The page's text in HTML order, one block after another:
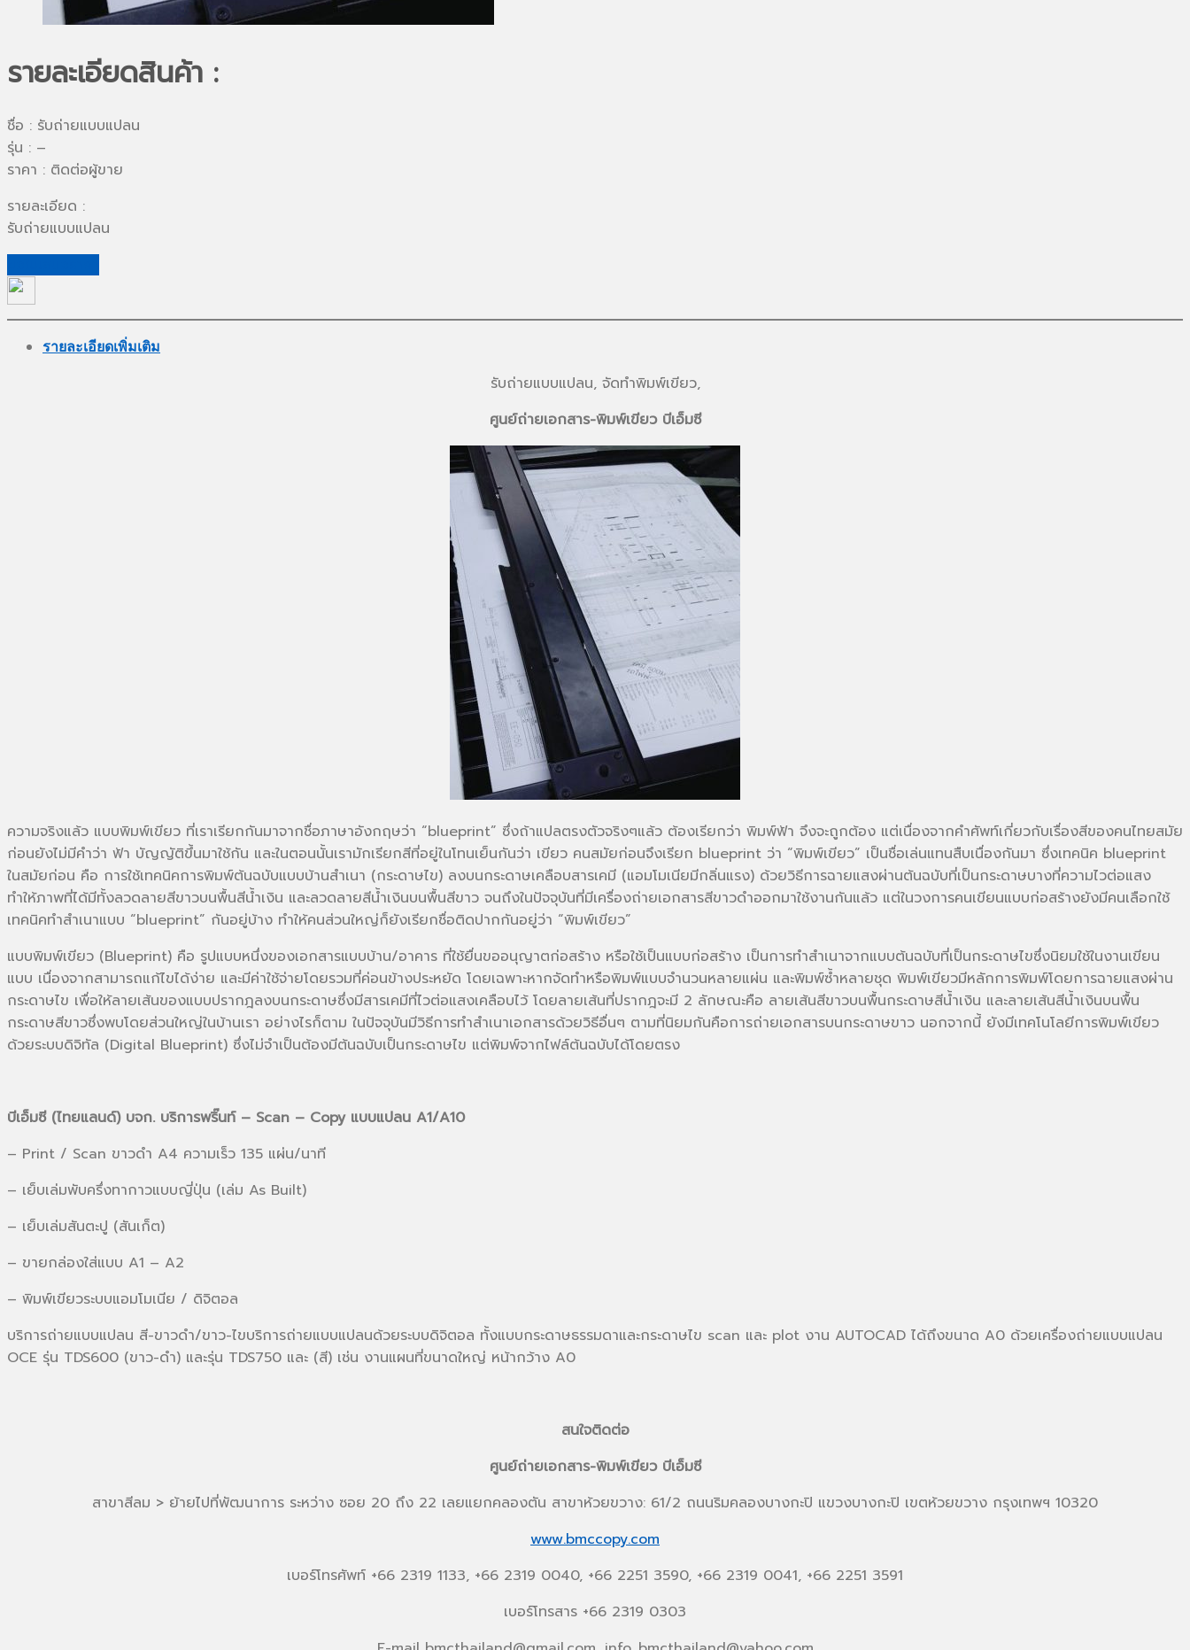
รายละเอียดสินค้า :
ชื่อ : รับถ่ายแบบแปลน
รุ่น : –
ราคา : ติดต่อผู้ขาย
รายละเอียด :
รับถ่ายแบบแปลน
รายละเอียดเพิ่มเติม
รับถ่ายแบบแปลน, จัดทำพิมพ์เขียว,
ศูนย์ถ่ายเอกสาร-พิมพ์เขียว บีเอ็มซี
ความจริงแล้ว แบบพิมพ์เขียว ที่เราเรียกกันมาจากชื่อภาษาอังกฤษว่า “blueprint” ซึ่งถ้าแปลตรงตัวจริงๆแล้ว ต้องเรียกว่า พิมพ์ฟ้า จึงจะถูกต้อง แต่เนื่องจากคำศัพท์เกี่ยวกับเรื่องสีของคนไทยสมัย
ก่อนยังไม่มีคำว่า ฟ้า บัญญัติขึ้นมาใช้กัน และในตอนนั้นเรามักเรียกสีที่อยู่ในโทนเย็นกันว่า เขียว คนสมัยก่อนจึงเรียก blueprint ว่า “พิมพ์เขียว” เป็นชื่อเล่นแทนสืบเนื่องกันมา ซึ่งเทคนิค blueprint
ในสมัยก่อน คือ การใช้เทคนิคการพิมพ์ต้นฉบับแบบบ้านสำเนา (กระดาษไข) ลงบนกระดาษเคลือบสารเคมี (แอมโมเนียมีกลิ่นแรง) ด้วยวิธีการฉายแสงผ่านต้นฉบับที่เป็นกระดาษบางที่ความไวต่อแสง
ทำให้ภาพที่ได้มีทั้งลวดลายสีขาวบนพื้นสีน้ำเงิน และลวดลายสีน้ำเงินบนพื้นสีขาว จนถึงในปัจจุบันที่มีเครื่องถ่ายเอกสารสีขาวดำออกมาใช้งานกันแล้ว แต่ในวงการคนเขียนแบบก่อสร้างยังมีคนเลือกใช้
เทคนิคทำสำเนาแบบ “blueprint” กันอยู่บ้าง ทำให้คนส่วนใหญ่ก็ยังเรียกชื่อติดปากกันอยู่ว่า “พิมพ์เขียว”
แบบพิมพ์เขียว (Blueprint) คือ รูปแบบหนึ่งของเอกสารแบบบ้าน/อาคาร ที่ใช้ยื่นขออนุญาตก่อสร้าง หรือใช้เป็นแบบก่อสร้าง เป็นการทำสำเนาจากแบบต้นฉบับที่เป็นกระดาษไขซึ่งนิยมใช้ในงานเขียน
แบบ เนื่องจากสามารถแก้ไขได้ง่าย และมีค่าใช้จ่ายโดยรวมที่ค่อนข้างประหยัด โดยเฉพาะหากจัดทำหรือพิมพ์แบบจำนวนหลายแผ่น และพิมพ์ซ้ำหลายชุด พิมพ์เขียวมีหลักการพิมพ์โดยการฉายแสงผ่าน
กระดาษไข เพื่อให้ลายเส้นของแบบปรากฎลงบนกระดาษซึ่งมีสารเคมีที่ไวต่อแสงเคลือบไว้ โดยลายเส้นที่ปรากฎจะมี 2 ลักษณะคือ ลายเส้นสีขาวบนพื้นกระดาษสีน้ำเงิน และลายเส้นสีน้ำเงินบนพื้น
กระดาษสีขาวซึ่งพบโดยส่วนใหญ่ในบ้านเรา อย่างไรก็ตาม ในปัจจุบันมีวิธีการทำสำเนาเอกสารด้วยวิธีอื่นๆ ตามที่นิยมกันคือการถ่ายเอกสารบนกระดาษขาว นอกจากนี้ ยังมีเทคโนโลยีการพิมพ์เขียว
ด้วยระบบดิจิทัล (Digital Blueprint) ซึ่งไม่จำเป็นต้องมีต้นฉบับเป็นกระดาษไข แต่พิมพ์จากไฟล์ต้นฉบับได้โดยตรง
บีเอ็มซี (ไทยแลนด์) บจก. บริการพริ๊นท์ – Scan – Copy แบบแปลน A1/A10
– Print / Scan ขาวดำ A4 ความเร็ว 135 แผ่น/นาที
– เย็บเล่มพับครึ่งทากาวแบบญี่ปุ่น (เล่ม As Built)
– เย็บเล่มสันตะปู (สันเก็ต)
– ขายกล่องใส่แบบ A1 – A2
– พิมพ์เขียวระบบแอมโมเนีย / ดิจิตอล
บริการถ่ายแบบแปลน สี-ขาวดำ/ขาว-ไขบริการถ่ายแบบแปลนด้วยระบบดิจิตอล ทั้งแบบกระดาษธรรมดาและกระดาษไข scan และ plot งาน AUTOCAD ได้ถึงขนาด A0 ด้วยเครื่องถ่ายแบบแปลน
OCE รุ่น TDS600 (ขาว-ดำ) และรุ่น TDS750 และ (สี) เช่น งานแผนที่ขนาดใหญ่ หน้ากว้าง A0
สนใจติดต่อ
ศูนย์ถ่ายเอกสาร-พิมพ์เขียว บีเอ็มซี
สาขาสีลม > ย้ายไปที่พัฒนาการ ระหว่าง ซอย 20 ถึง 22 เลยแยกคลองตัน สาขาห้วยขวาง: 61/2 ถนนริมคลองบางกะปิ แขวงบางกะปิ เขตห้วยขวาง กรุงเทพฯ 10320
www.bmccopy.com
เบอร์โทรศัพท์ +66 2319 1133, +66 2319 0040, +66 2251 3590, +66 2319 0041, +66 2251 3591
เบอร์โทรสาร +66 2319 0303